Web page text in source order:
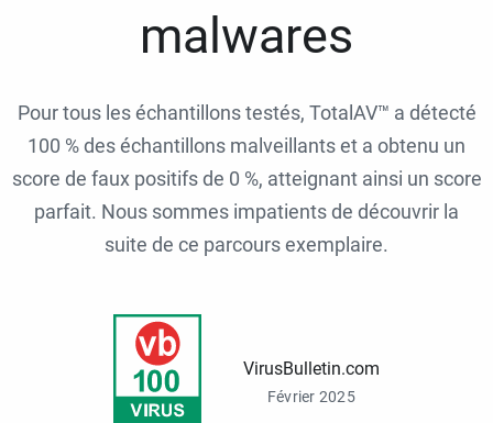
malwares
Pour tous les échantillons testés, TotalAV™ a détecté
100 % des échantillons malveillants et a obtenu un
score de faux positifs de 0 %, atteignant ainsi un score
parfait. Nous sommes impatients de découvrir la
suite de ce parcours exemplaire.
VirusBulletin.com
Février 2025